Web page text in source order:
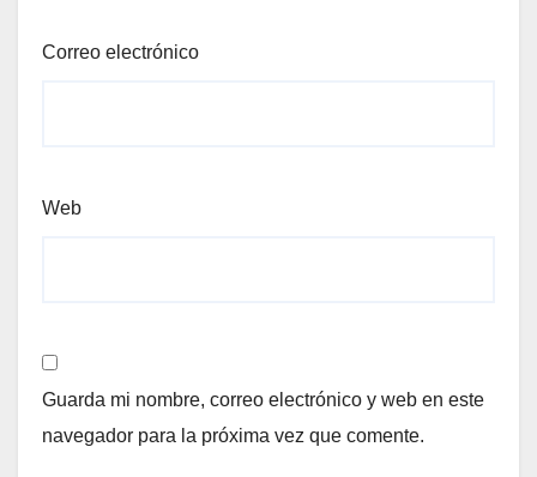
Correo electrónico
Web
Guarda mi nombre, correo electrónico y web en este
navegador para la próxima vez que comente.